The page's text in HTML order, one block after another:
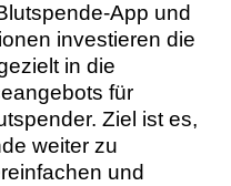
App und
investieren die
in die
für
Ziel ist es,
weiter zu
und